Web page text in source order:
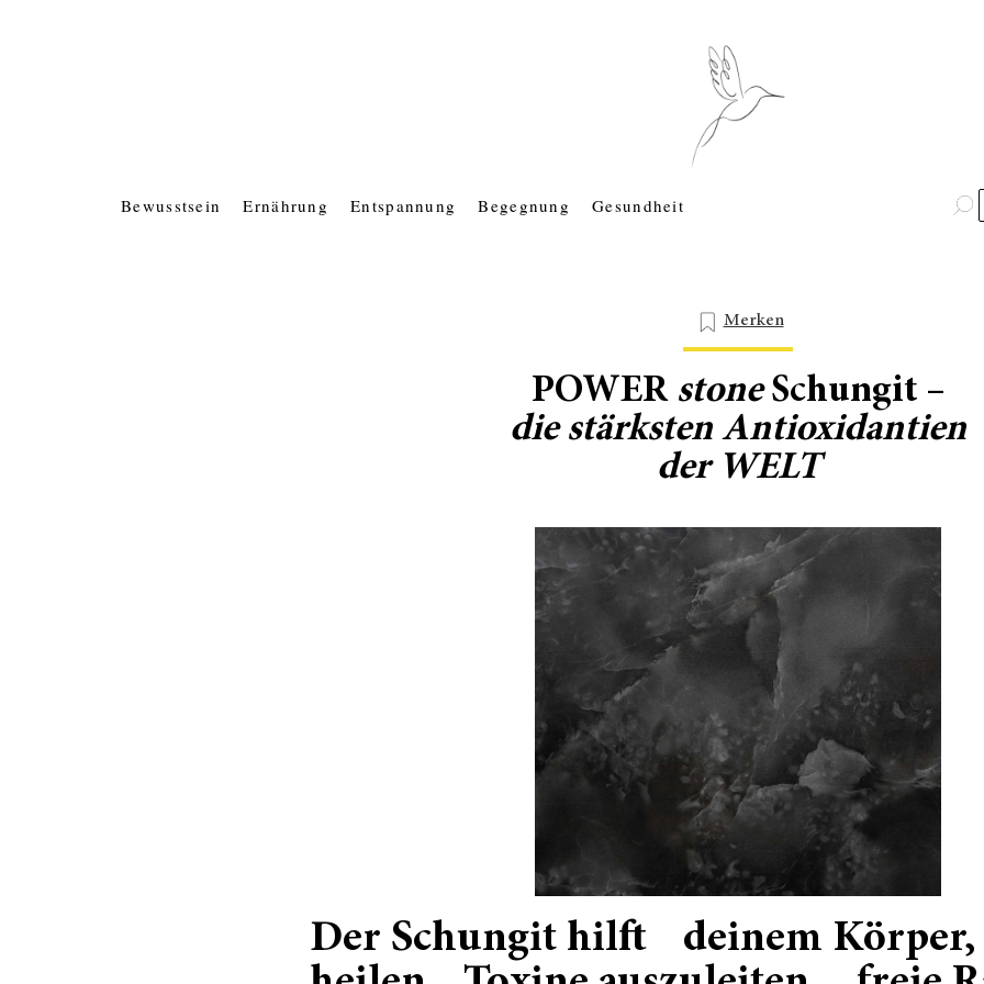
Bewusstsein Ernährung Entspannung Begegnung Gesundheit
Merken
POWER stoneSchungit –
die stärksten Antioxidantien
der WELT
Der Schungit hilft deinem Körper,